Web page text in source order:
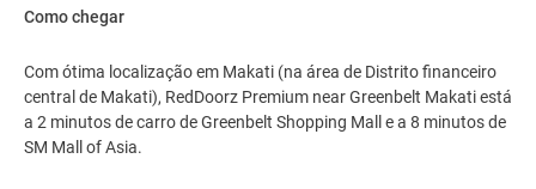
Como chegar
Com ótima localização em Makati (na área de Distrito financeiro
central de Makati), RedDoorz Premium near Greenbelt Makati está
a 2 minutos de carro de Greenbelt Shopping Mall e a 8 minutos de
SM Mall of Asia.